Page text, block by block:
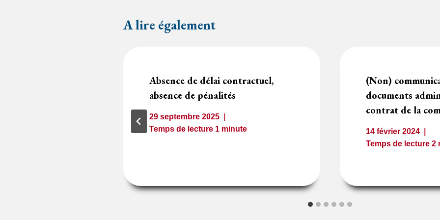
A lire également
Absence de délai contractuel,
absence de pénalités
29 septembre 2025
Temps de lecture 1 minute
(Non)
documents
contrat de la
14 février 2024
Temps de lecture 2